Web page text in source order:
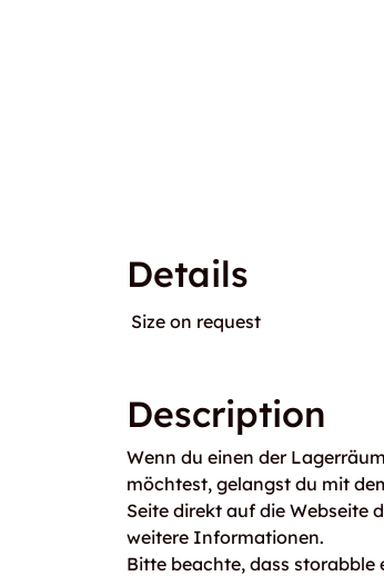
Details
Size on request
Description
Wenn du einen der
möchtest, gelangst du mit
Seite direkt auf die Webseite
weitere Informationen.
Bitte beachte, dass